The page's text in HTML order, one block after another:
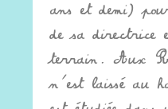
ans et demi)
de sa directrice
terrain. Aux
n’est laissé au